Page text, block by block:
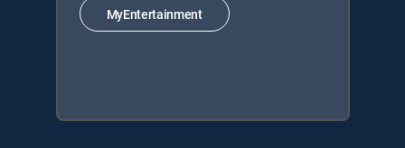
MyEntertainment